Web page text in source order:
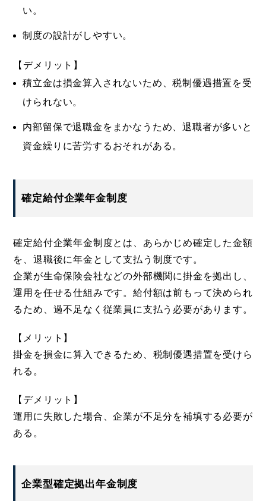
い。
制度の設計がしやすい。
【デメリット】
積立金は損金算入されないため、税制優遇措置を受
けられない。
内部留保で退職金をまかなうため、退職者が多いと
資金繰りに苦労するおそれがある。
確定給付企業年金制度
確定給付企業年金制度とは、あらかじめ確定した金額
を、退職後に年金として支払う制度です。
企業が生命保険会社などの外部機関に掛金を拠出し、
運用を任せる仕組みです。給付額は前もって決められ
るため、過不足なく従業員に支払う必要があります。
【メリット】
掛金を損金に算入できるため、税制優遇措置を受けら
れる。
【デメリット】
運用に失敗した場合、企業が不足分を補填する必要が
ある。
企業型確定拠出年金制度